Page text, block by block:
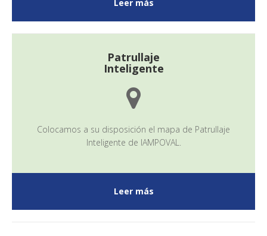
Leer más
Patrullaje
Inteligente
Colocamos a su disposición el mapa de Patrullaje
Inteligente de IAMPOVAL.
Leer más